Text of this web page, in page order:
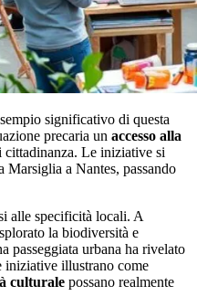
significativo di questa
precaria un accesso alla
Le iniziative si
Marsiglia a Nantes, passando
alle specificità locali. A
la biodiversità e
passeggiata urbana ha rivelato
iniziative illustrano come
culturale possano realmente